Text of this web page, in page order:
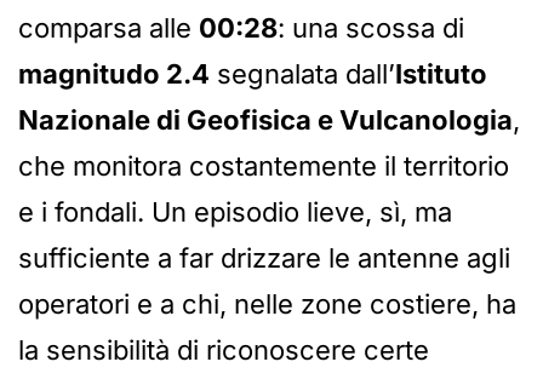
comparsa alle 00:28: una scossa di
magnitudo 2.4 segnalata dall’Istituto
Nazionale di Geofisica e Vulcanologia,
che monitora costantemente il territorio
e i fondali. Un episodio lieve, sì, ma
sufficiente a far drizzare le antenne agli
operatori e a chi, nelle zone costiere, ha
la sensibilità di riconoscere certe